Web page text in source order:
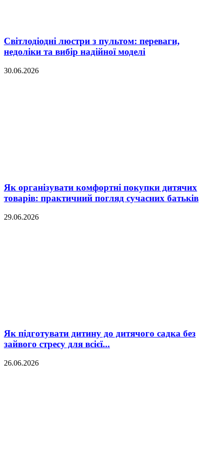
Світлодіодні люстри з пультом: переваги,
недоліки та вибір надійної моделі
30.06.2026
Як організувати комфортні покупки дитячих
товарів: практичний погляд сучасних батьків
29.06.2026
Як підготувати дитину до дитячого садка без
зайвого стресу для всієї...
26.06.2026